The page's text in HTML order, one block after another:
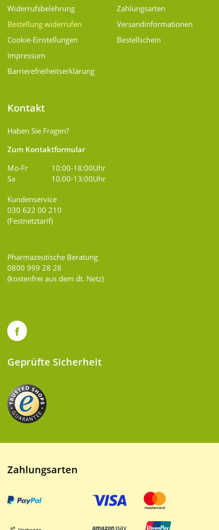
Widerrufsbelehrung
Bestellung widerrufen
Cookie-Einstellungen
Impressum
Barrierefreiheitserklärung
Zahlungsarten
Versand­informationen
Bestellschein
Kontakt
Haben Sie Fragen?
Zum Kontaktformular
Mo-Fr
10:00-18:00Uhr
Sa
10:00-13:00Uhr
Kundenservice
030 622 00 210
(Festnetztarif)
Pharmazeutische Beratung
0800 999 28 28
(kostenfrei aus dem dt. Netz)
Geprüfte Sicherheit
Zahlungsarten